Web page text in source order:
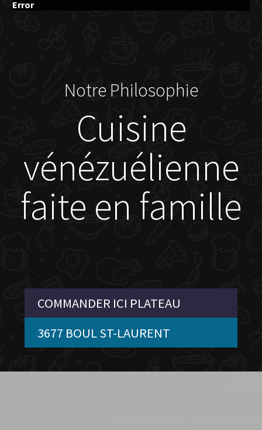
Error
Notre Philosophie
Cuisine
vénézuélienne
faite en famille
COMMANDER ICI PLATEAU
3677 BOUL ST-LAURENT